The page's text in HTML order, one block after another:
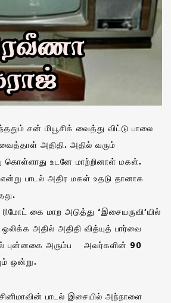
சன் மியூசிக் வைத்து விட்டு பாலை
அதிதி. அதில் வரும்
கொள்ளாது உடனே மாற்றினாள் மகள்.
பாடல் அதிர மகள் உதடு தானாக
கை மாற அடுத்து ‘இசையருவி’யில்
அதில் அதிதி வித்யுத் பார்வை
புன்னகை அரும்ப அவர்களின் 90
ஒன்று.
பாடல் இசையில் அந்நாளை